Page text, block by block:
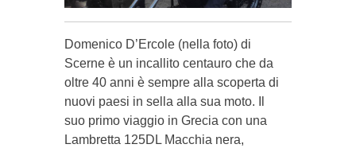
Domenico D’Ercole (nella foto) di
Scer­ne è un incallito centauro che da
oltre 40 anni è sempre alla scoperta di
nuo­vi paesi in sella alla sua moto. Il
suo primo viaggio in Grecia con una
Lambretta 125DL Macchia nera,